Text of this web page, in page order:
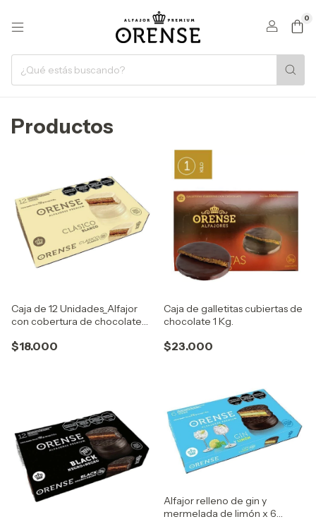
0
Productos
Caja de 12 Unidades_Alfajor
con cobertura de chocolate
leche
$18.000
Caja de galletitas cubiertas de
chocolate 1 Kg.
$23.000
Alfajor relleno de gin y
mermelada de limón x 6